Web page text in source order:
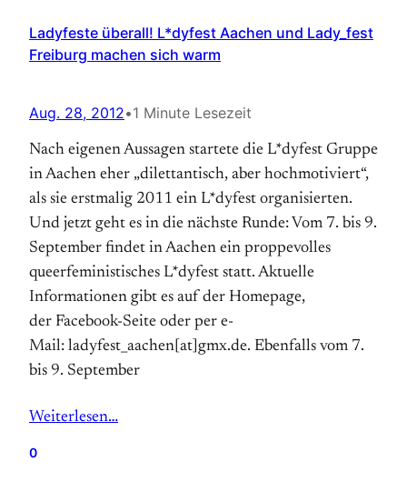
Ladyfeste überall! L*dyfest Aachen und Lady_fest
Freiburg machen sich warm
Aug. 28, 2012•1 Minute Lesezeit
Nach eigenen Aussagen startete die L*dyfest Gruppe
in Aachen eher „dilettantisch, aber hochmotiviert“,
als sie erstmalig 2011 ein L*dyfest organisierten.
Und jetzt geht es in die nächste Runde: Vom 7. bis 9.
September findet in Aachen ein proppevolles
queerfeministisches L*dyfest statt. Aktuelle
Informationen gibt es auf der Homepage,
der Facebook-Seite oder per e-
Mail: ladyfest_aachen[at]gmx.de. Ebenfalls vom 7.
bis 9. September
Weiterlesen…
0